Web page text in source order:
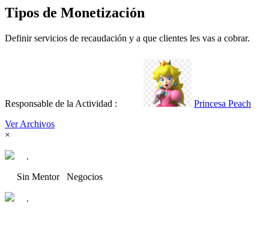
Tipos de Monetización
Definir servicios de recaudación y a que clientes les vas a cobrar.
Responsable de la Actividad :
Princesa Peach
Ver Archivos
×
.
Sin Mentor Negocios
.